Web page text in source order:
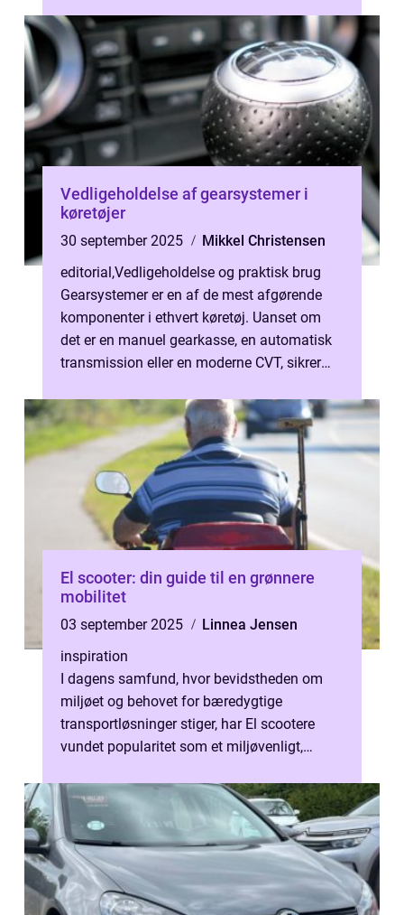
Vedligeholdelse af gearsystemer i
køretøjer
30 september 2025
Mikkel Christensen
editorial,Vedligeholdelse og praktisk brug
Gearsystemer er en af de mest afgørende
komponenter i ethvert køretøj. Uanset om
det er en manuel gearkasse, en automatisk
transmission eller en moderne CVT, sikrer
El scooter: din guide til en grønnere
mobilitet
03 september 2025
Linnea Jensen
inspiration
I dagens samfund, hvor bevidstheden om
miljøet og behovet for bæredygtige
transportløsninger stiger, har El scootere
vundet popularitet som et miljøvenligt,